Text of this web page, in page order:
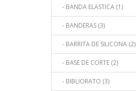
- BANDA ELASTICA (1)
- BANDERAS (3)
- BARRITA DE SILICONA (2)
- BASE DE CORTE (2)
- BIBLIORATO (3)